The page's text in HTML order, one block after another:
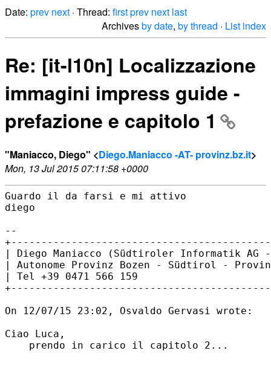
Date: prev next · Thread: firstprev next last
Archivesby date, by thread · List index
Re: [it-l10n] Localizzazione
immagini impress guide -
prefazione e capitolo 1
"Maniacco, Diego" <Diego.Maniacco -AT- provinz.bz.it>
Mon, 13 Jul 2015 07:11:58 +0000
Guardo il da farsi e mi attivo
diego
--
| Diego Maniacco (Südtiroler Informatik AG
| Autonome Provinz Bozen - Südtirol -
| Tel +39 0471 566 159
On 12/07/15 23:02, Osvaldo Gervasi wrote:
Ciao Luca,
    prendo in carico il capitolo 2...